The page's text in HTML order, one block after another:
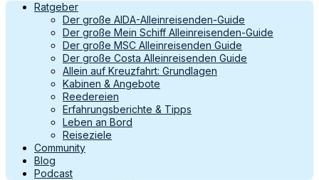
Ratgeber
Der große AIDA-Alleinreisenden-Guide
Der große Mein Schiff Alleinreisenden-Guide
Der große MSC Alleinreisenden Guide
Der große Costa Alleinreisenden Guide
Allein auf Kreuzfahrt: Grundlagen
Kabinen & Angebote
Reedereien
Erfahrungsberichte & Tipps
Leben an Bord
Reiseziele
Community
Blog
Podcast